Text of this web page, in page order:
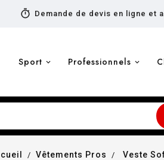
timer Demande de devis en ligne et
Sport Professionnels
Vêtements Pros Veste